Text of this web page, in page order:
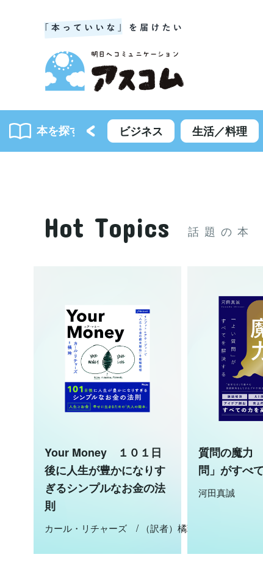
本を探す
書籍一覧 ビジネス 生活／料理
Hot Topics 話題の本
Your Money １０１日
後に人生が豊かになりす
ぎるシンプルなお金の法
則
カール・リチャーズ / （訳者）橘玲
質問の魔力
問」がすべ
河田真誠